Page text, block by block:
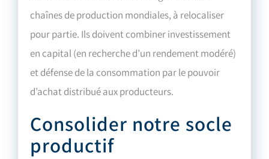
chaînes de production mondiales, à relocaliser
pour partie. Ils doivent combiner investissement
en capital (en recherche d’un rendement modéré)
et défense de la consommation par le pouvoir
d’achat distribué aux producteurs.
Consolider notre socle
productif